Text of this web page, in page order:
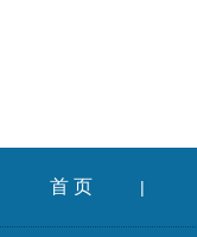
首 页 |